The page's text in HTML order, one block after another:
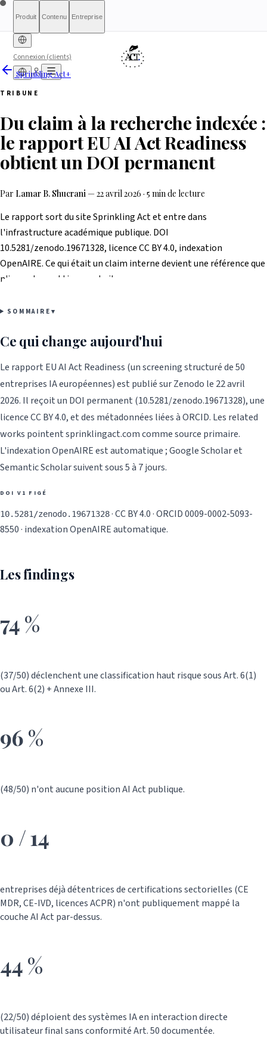
Produit Contenu Entreprise
Connexion (clients)
Diagnostic gratuit
Sprinkling
Finance HRTech &
HealthTech &
MedTech
PositiveAgents IASignaler un
problème
À propos
pas PartenairesPresse & MédiasContact
International (English)
Ireland
Sprinkling Act+
TRIBUNE
Du claim à la recherche indexée :
le rapport EU AI Act Readiness
obtient un DOI permanent
Par Lamar B. Shucrani —22 avril 2026 · 5 min de lecture
Le rapport sort du site Sprinkling Act et entre dans
l'infrastructure académique publique. DOI
10.5281/zenodo.19671328, licence CC BY 4.0, indexation
OpenAIRE. Ce qui était un claim interne devient une référence que
n'importe quel tiers peut citer.
SOMMAIRE ▾
Ce qui change aujourd'hui
Le rapport EU AI Act Readiness (un screening structuré de 50
entreprises IA européennes) est publié sur Zenodo le 22 avril
2026. Il reçoit un DOI permanent (10.5281/zenodo.19671328), une
licence CC BY 4.0, et des métadonnées liées à ORCID. Les related
works pointent sprinklingact.com comme source primaire.
L'indexation OpenAIRE est automatique ; Google Scholar et
Semantic Scholar suivent sous 5 à 7 jours.
DOI V1 FIGÉ
10.5281/zenodo.19671328·CC BY 4.0 · ORCID 0009-0002-5093-
8550 · indexation OpenAIRE automatique.
Les findings
74 %
(37/50) déclenchent une classification haut risque sous Art. 6(1)
ou Art. 6(2) + Annexe III.
96 %
(48/50) n'ont aucune position AI Act publique.
0 / 14
entreprises déjà détentrices de certifications sectorielles (CE
MDR, CE-IVD, licences ACPR) n'ont publiquement mappé la
couche AI Act par-dessus.
44 %
(22/50) déploient des systèmes IA en interaction directe
utilisateur final sans conformité Art. 50 documentée.